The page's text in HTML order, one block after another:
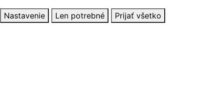
Nastavenie Len potrebné Prijať všetko